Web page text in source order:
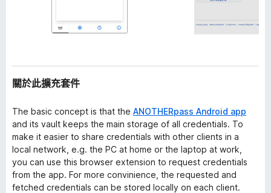
關於此擴充套件
The basic concept is that the ANOTHERpass Android app
and its vault keeps the main storage of all credentials. To
make it easier to share credentials with other clients in a
local network, e.g. the PC at home or the laptop at work,
you can use this browser extension to request credentials
from the app. For more convinience, the requested and
fetched credentials can be stored locally on each client.